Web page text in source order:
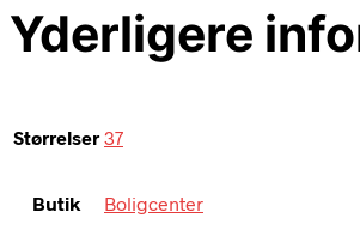
Yderligere
Størrelser 37
Butik Boligcenter